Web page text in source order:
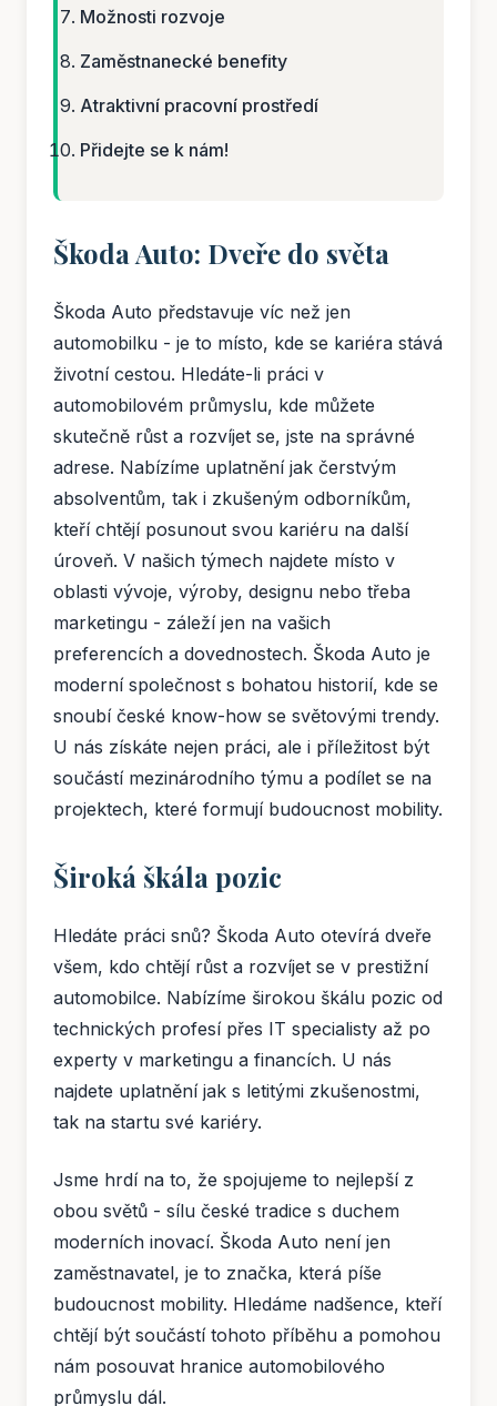
Možnosti rozvoje
Zaměstnanecké benefity
Atraktivní pracovní prostředí
Přidejte se k nám!
Škoda Auto: Dveře do světa
Škoda Auto představuje víc než jen
automobilku - je to místo, kde se kariéra stává
životní cestou. Hledáte-li práci v
automobilovém průmyslu, kde můžete
skutečně růst a rozvíjet se, jste na správné
adrese. Nabízíme uplatnění jak čerstvým
absolventům, tak i zkušeným odborníkům,
kteří chtějí posunout svou kariéru na další
úroveň. V našich týmech najdete místo v
oblasti vývoje, výroby, designu nebo třeba
marketingu - záleží jen na vašich
preferencích a dovednostech. Škoda Auto je
moderní společnost s bohatou historií, kde se
snoubí české know-how se světovými trendy.
U nás získáte nejen práci, ale i příležitost být
součástí mezinárodního týmu a podílet se na
projektech, které formují budoucnost mobility.
Široká škála pozic
Hledáte práci snů? Škoda Auto otevírá dveře
všem, kdo chtějí růst a rozvíjet se v prestižní
automobilce. Nabízíme širokou škálu pozic od
technických profesí přes IT specialisty až po
experty v marketingu a financích. U nás
najdete uplatnění jak s letitými zkušenostmi,
tak na startu své kariéry.
Jsme hrdí na to, že spojujeme to nejlepší z
obou světů - sílu české tradice s duchem
moderních inovací. Škoda Auto není jen
zaměstnavatel, je to značka, která píše
budoucnost mobility. Hledáme nadšence, kteří
chtějí být součástí tohoto příběhu a pomohou
nám posouvat hranice automobilového
průmyslu dál.